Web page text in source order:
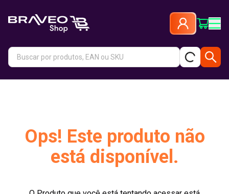
Ops! Este produto não
está disponível.